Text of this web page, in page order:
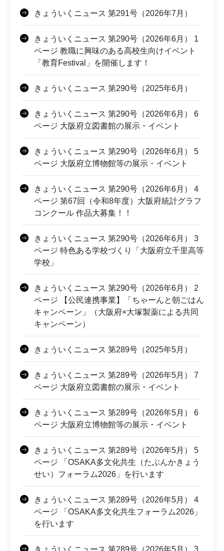
きょういくニュース 第291号（2026年7月）
きょういくニュース 第290号（2026年6月） 1
ページ 教職に興味のある高校生向けイベント
「教育Festival」を開催します！
きょういくニュース 第290号（2025年6月）
きょういくニュース 第290号（2026年6月） 6
ページ 大阪府立図書館の展示・イベント
きょういくニュース 第290号（2026年6月） 5
ページ 大阪府立博物館等の展示・イベント
きょういくニュース 第290号（2026年6月） 4
ページ 第67回（令和8年度）大阪府統計グラフ
コンクール 作品大募集！！
きょういくニュース 第290号（2026年6月） 3
ページ 特色ある学校づくり「大阪府立千里高等
学校」
きょういくニュース 第290号（2026年6月） 2
ページ 【公民連携事業】「ちゃーんと朝ごはん
キャンペーン」（大阪府×大塚製薬による共同
キャンペーン）
きょういくニュース 第289号（2025年5月）
きょういくニュース 第289号（2026年5月） 7
ページ 大阪府立図書館の展示・イベント
きょういくニュース 第289号（2026年5月） 6
ページ 大阪府立博物館等の展示・イベント
きょういくニュース 第289号（2026年5月） 5
ページ 「OSAKA多文化共生（たぶんかきょう
せい）フォーラム2026」を行います
きょういくニュース 第289号（2026年5月） 4
ページ 「OSAKA多文化共生フォーラム2026」
を行います